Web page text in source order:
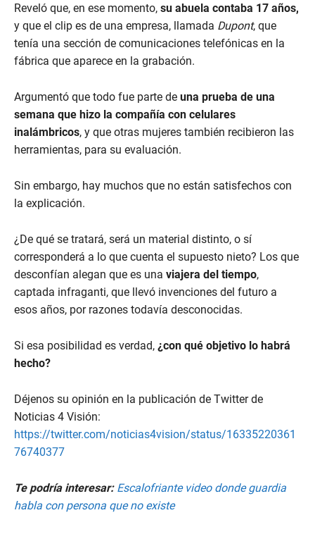
Reveló que, en ese momento, su abuela contaba 17 años,
y que el clip es de una empresa, llamada Dupont, que
tenía una sección de comunicaciones telefónicas en la
fábrica que aparece en la grabación.
Argumentó que todo fue parte de una prueba de una
semana que hizo la compañía con celulares
inalámbricos, y que otras mujeres también recibieron las
herramientas, para su evaluación.
Sin embargo, hay muchos que no están satisfechos con
la explicación.
¿De qué se tratará, será un material distinto, o sí
corresponderá a lo que cuenta el supuesto nieto? Los que
desconfían alegan que es una viajera del tiempo,
captada infraganti, que llevó invenciones del futuro a
esos años, por razones todavía desconocidas.
Si esa posibilidad es verdad, ¿con qué objetivo lo habrá
hecho?
Déjenos su opinión en la publicación de Twitter de
Noticias 4 Visión:
https://twitter.com/noticias4vision/status/16335220361
76740377
Te podría interesar: Escalofriante video donde guardia
habla con persona que no existe